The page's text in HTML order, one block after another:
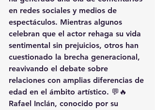
en redes sociales y medios de
espectáculos. Mientras algunos
celebran que el actor rehaga su vida
sentimental sin prejuicios, otros han
cuestionado la brecha generacional,
reavivando el debate sobre
relaciones con amplias diferencias de
edad en el ámbito artístico. 💬🔥
Rafael Inclán, conocido por su